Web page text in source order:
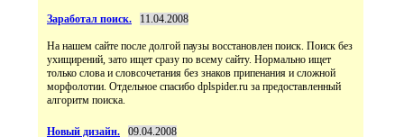
Заработал поиск. 11.04.2008
На нашем сайте после долгой паузы восстановлен поиск. Поиск без
ухищирений, зато ищет сразу по всему сайту. Нормально ищет
только слова и словсочетания без знаков припенания и сложной
морфолотии. Отдельное спасибо dplspider.ru за предоставленный
алгоритм поиска.
Новый дизайн. 09.04.2008